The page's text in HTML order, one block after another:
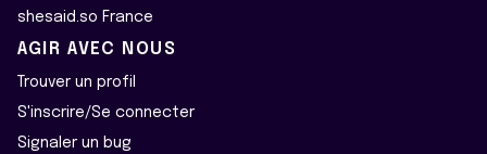
shesaid.so France
AGIR AVEC NOUS
Trouver un profil
S'inscrire/Se connecter
Signaler un bug